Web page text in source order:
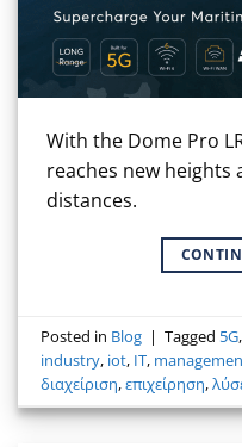
With the Dome Pro
reaches new heights
distances.
Posted in Blog | Tagged 5G,
industry, iot, IT,
διαχείριση,επιχείρηση,